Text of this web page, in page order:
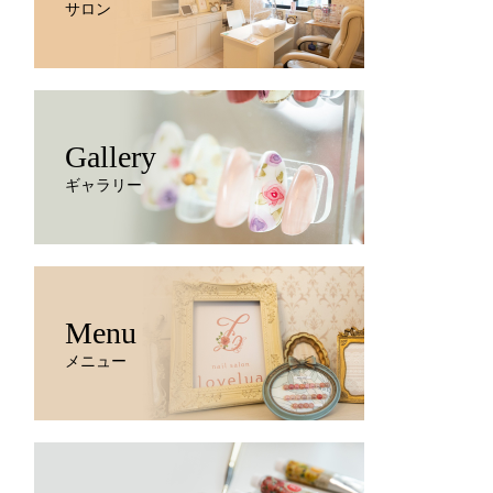
サロン
Gallery
ギャラリー
Menu
メニュー